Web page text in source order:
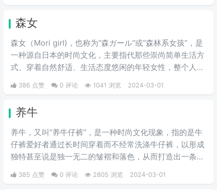
森女
森女（Mori girl)，也称为“森ガール”或“森林系女孩”，是
一种源自日本的时尚文化，主要指代那些崇尚简单生活方
式、穿着自然舒适、生活态度悠闲的年轻女性，整个人看
386 点赞 0 评论 1041 浏览 2024-03-01
养牛
养牛，又叫“养牛仔裤”，是一种时尚文化现象，指的是牛
仔裤爱好者通过长时间穿着而不经常洗涤牛仔裤，以形成
独特甚至说是独一无二的皱褶和落色，从而打造出一条具
有个人特色的牛仔裤。首先我们要选择一条原色的牛仔
裤，是没有经过洗水处理的，也就是我们所说的“多穿少
385 点赞 0 评论 2805 浏览 2024-03-01